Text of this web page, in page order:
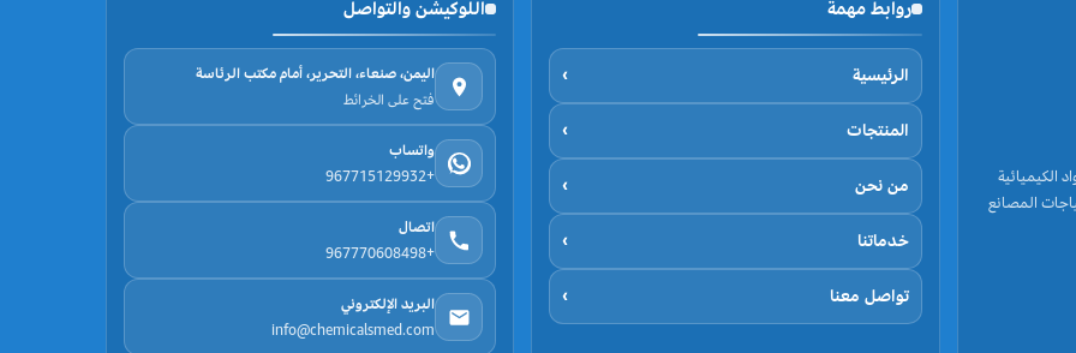
الكيميائية
المصانع
روابط مهمة
الرئيسية ›
المنتجات ›
من نحن ›
خدماتنا ›
تواصل معنا ›
اللوكيشن والتواصل
اليمن، صنعاء، التحرير، أمام مكتب الرئاسة
فتح على الخرائط
واتساب
+967715129932
اتصال
+967770608498
البريد الإلكتروني
info@chemicalsmed.com